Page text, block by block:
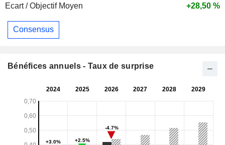
Ecart / Objectif Moyen
+28,50 %
Consensus
Bénéfices annuels - Taux de surprise